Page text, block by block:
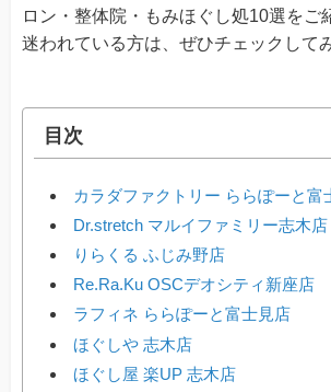
ロン・整体院・もみほぐし処10選をご
迷われている方は、ぜひチェックして
目次
カラダファクトリー ららぽーと富
Dr.stretch マルイファミリー志木店
りらくる ふじみ野店
Re.Ra.Ku OSCデオシティ新座店
ラフィネ ららぽーと富士見店
ほぐしや 志木店
ほぐし屋 楽UP 志木店